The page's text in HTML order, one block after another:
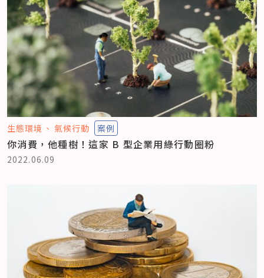
生態環境 氣候行動 案例
你消費，他種樹！這家 B 型企業用綠行動圈粉
2022.06.09